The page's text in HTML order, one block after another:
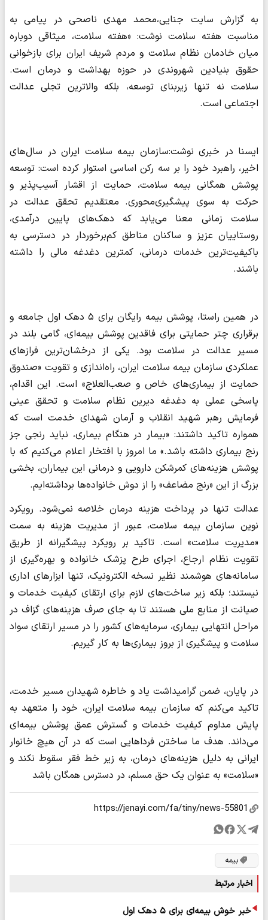
به گزارش سایت جنایی،محمد مهدی ناصحی در پیامی به
مناسبت هفته سلامت نوشت: «هفته سلامت، میثاقی دوباره
میان خادمان نظام سلامت و مردم شریف ایران برای بازخوانی
حقوق بنیادین شهروندی در حوزه بهداشت و درمان است.
سلامت نه تنها زیربنای توسعه، بلکه والاترین تجلی عدالت
اجتماعی است.
ایسنا در خبری نوشت:سازمان بیمه سلامت ایران در سال‌های
اخیر، راهبرد خود را بر سه رکن اساسی استوار کرده است: توسعه
پوشش همگانی بیمه سلامت، حمایت از اقشار آسیب‌پذیر و
حرکت به سوی پیشگیری‌محوری. معتقدیم تحقق عدالت در
سلامت زمانی معنا می‌یابد که دهک‌های پایین درآمدی،
روستاییان عزیز و ساکنان مناطق کم‌برخوردار در دسترسی به
باکیفیت‌ترین خدمات درمانی، کمترین دغدغه مالی را داشته
باشند.
در همین راستا، پوشش بیمه رایگان برای ۵ دهک اول جامعه و
برقراری چتر حمایتی برای فاقدین پوشش بیمه‌ای، گامی بلند در
مسیر عدالت در سلامت بود. یکی از درخشان‌ترین فرازهای
عملکردی سازمان بیمه سلامت ایران، راه‌اندازی و تقویت «صندوق
حمایت از بیماری‌های خاص و صعب‌العلاج» است. این اقدام،
پاسخی عملی به دغدغه دیرین نظام سلامت و تحقق عینی
فرمایش رهبر شهید انقلاب و آرمان شهدای خدمت است که
همواره تاکید داشتند: «بیمار در هنگام بیماری، نباید رنجی جز
رنج بیماری داشته باشد.» ما امروز با افتخار اعلام می‌کنیم که با
پوشش هزینه‌های کمرشکن دارویی و درمانی این بیماران، بخشی
بزرگ از این «رنج مضاعف» را از دوش خانواده‌ها برداشته‌ایم.
عدالت تنها در پرداخت هزینه درمان خلاصه نمی‌شود. رویکرد
نوین سازمان بیمه سلامت، عبور از مدیریت هزینه به سمت
«مدیریت سلامت» است. تاکید بر رویکرد پیشگیرانه از طریق
تقویت نظام ارجاع، اجرای طرح پزشک خانواده و بهره‌گیری از
سامانه‌های هوشمند نظیر نسخه الکترونیک، تنها ابزارهای اداری
نیستند؛ بلکه زیر ساخت‌های لازم برای ارتقای کیفیت خدمات و
صیانت از منابع ملی هستند تا به جای صرف هزینه‌های گزاف در
مراحل انتهایی بیماری، سرمایه‌های کشور را در مسیر ارتقای سواد
سلامت و پیشگیری از بروز بیماری‌ها به کار گیریم.
در پایان، ضمن گرامیداشت یاد و خاطره شهیدان مسیر خدمت،
تاکید می‌کنم که سازمان بیمه سلامت ایران، خود را متعهد به
پایش مداوم کیفیت خدمات و گسترش عمق پوشش بیمه‌ای
می‌داند. هدف ما ساختن فرداهایی است که در آن هیچ خانوار
ایرانی به دلیل هزینه‌های درمان، به زیر خط فقر سقوط نکند و
«سلامت» به عنوان یک حق مسلم، در دسترس همگان باشد
بیمه
اخبار مرتبط
خبر خوش بیمه‌ای برای ۵ دهک اول